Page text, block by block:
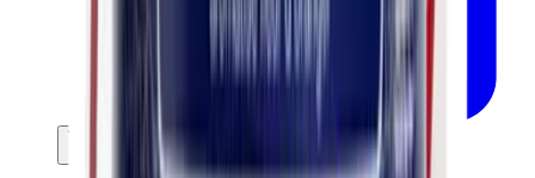
In mijn winkelwagen